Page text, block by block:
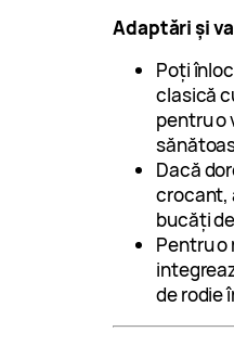
Adaptări și
Poți
clasică
pentru o
Dacă
crocant,
bucăți
Pentru o
de rodie